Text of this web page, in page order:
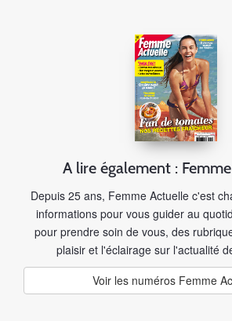
A lire également :
Depuis 25 ans, Femme Actuelle c'est
informations pour vous guider au
pour prendre soin de vous, des
plaisir et l'éclairage sur l'actualité
Voir les numéros Femme